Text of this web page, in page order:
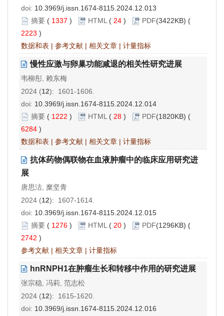
doi: 10.3969/j.issn.1674-8115.2024.12.013
摘要 ( 1337 ) HTML ( 24 ) PDF(3422KB) (
2223 )
数据和表 | 参考文献 | 相关文章 | 计量指标
慢性应激与卵巢功能减退的相关性研究进展
韦柳彤, 赖东梅
2024 (12): 1601-1606.
doi: 10.3969/j.issn.1674-8115.2024.12.014
摘要 ( 1222 ) HTML ( 28 ) PDF(1820KB) (
6284 )
数据和表 | 参考文献 | 相关文章 | 计量指标
抗体药物偶联物在血液肿瘤中的临床应用研究进
展
唐思洁, 糜坚青
2024 (12): 1607-1614.
doi: 10.3969/j.issn.1674-8115.2024.12.015
摘要 ( 1276 ) HTML ( 20 ) PDF(1296KB) (
2742 )
参考文献 | 相关文章 | 计量指标
hnRNPH1在肿瘤生长和转移中作用的研究进展
张宗稳, 冯莉, 范志松
2024 (12): 1615-1620.
doi: 10.3969/j.issn.1674-8115.2024.12.016